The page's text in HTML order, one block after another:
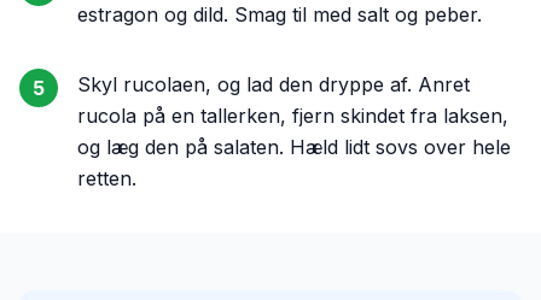
estragon og dild. Smag til med salt og peber.
5
Skyl rucolaen, og lad den dryppe af. Anret
rucola på en tallerken, fjern skindet fra laksen,
og læg den på salaten. Hæld lidt sovs over hele
retten.